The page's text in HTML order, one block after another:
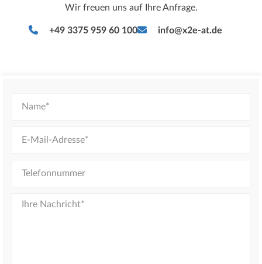
Wir freuen uns auf Ihre Anfrage.
+49 3375 959 60 100 info@x2e-at.de